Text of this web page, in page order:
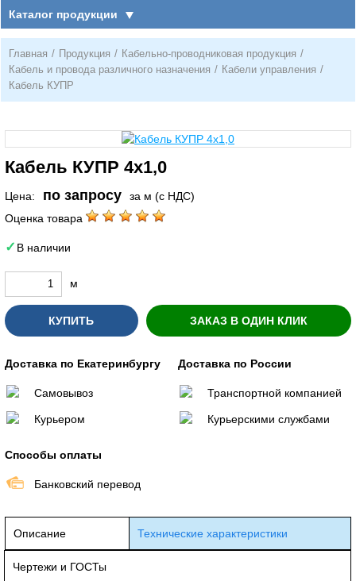
Каталог продукции
Главная / Продукция / Кабельно-проводниковая продукция /
Кабель и провода различного назначения / Кабели управления /
Кабель КУПР
Кабель КУПР 4х1,0
Цена: по запросу
за м (с НДС)
Оценка товара
В наличии
м
КУПИТЬ ЗАКАЗ В ОДИН КЛИК
Доставка по Екатеринбургу
Самовывоз
Курьером
Доставка по России
Транспортной компанией
Курьерскими службами
Способы оплаты
Банковский перевод
Описание Технические характеристики
Чертежи и ГОСТы